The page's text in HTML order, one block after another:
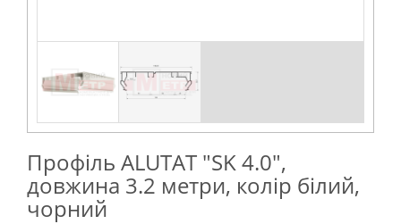
Профіль ALUTAT "SK 4.0",
довжина 3.2 метри, колір білий,
чорний